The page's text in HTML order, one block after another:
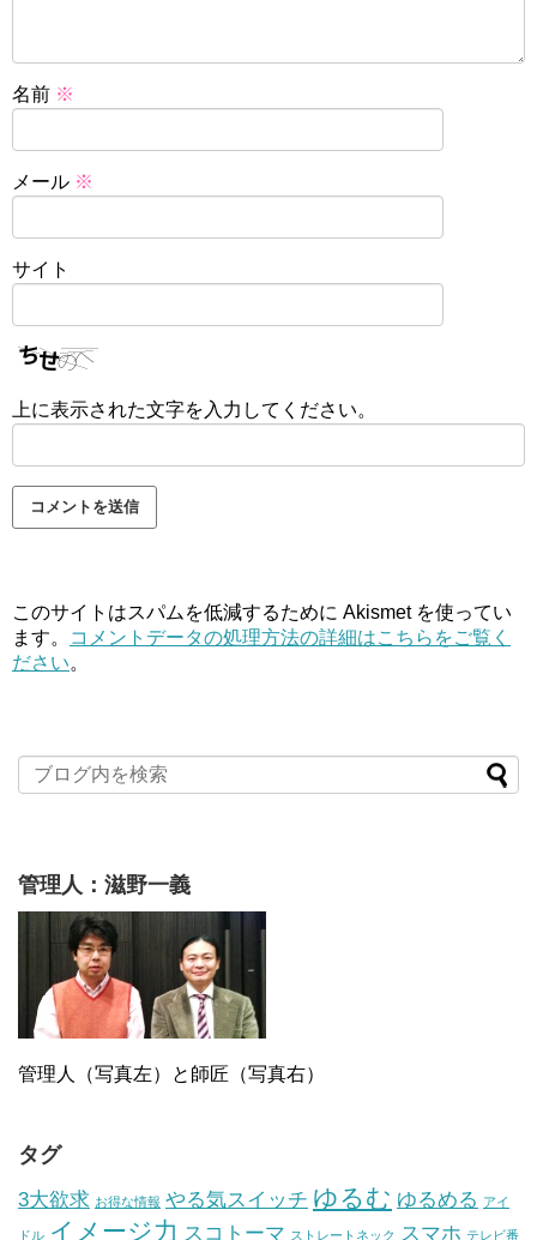
名前 ※
メール ※
サイト
上に表示された文字を入力してください。
このサイトはスパムを低減するために Akismet を使ってい
ます。
コメントデータの処理方法の詳細はこちらをご覧く
ださい。
管理人：滋野一義
管理人（写真左）と師匠（写真右）
タグ
3大欲求 お得な情報 やる気スイッチ ゆるむ ゆるめる アイ
ドル イメージ力 スコトーマ ストレートネック スマホ テレビ番